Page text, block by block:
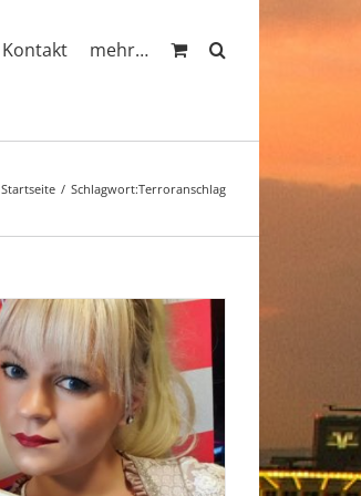
Kontakt mehr…
Startseite Schlagwort:Terroranschlag